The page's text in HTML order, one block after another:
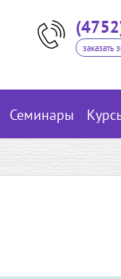
заказать
Семинары